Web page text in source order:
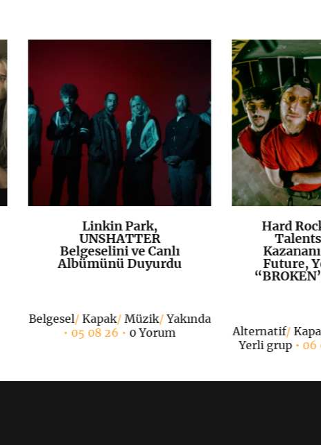
K+
Linkin Park,
UNSHATTER
Belgeselini ve Canlı
Albümünü Duyurdu
Belgesel/ Kapak/Müzik/Yakında
• 05 08 26 • 0 Yorum
Hard
Future,
Alternatif/
Yerli grup• 06